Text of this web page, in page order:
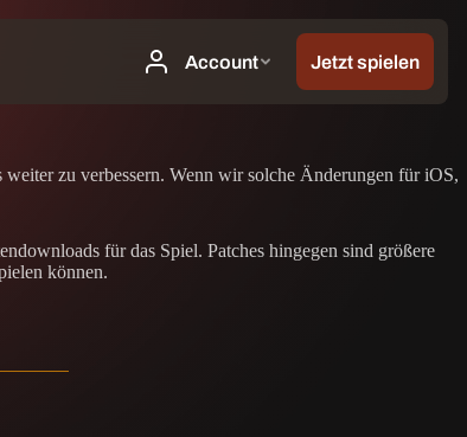
weiter zu verbessern. Wenn wir solche Änderungen für iOS,
für das Spiel. Patches hingegen sind größere
können.